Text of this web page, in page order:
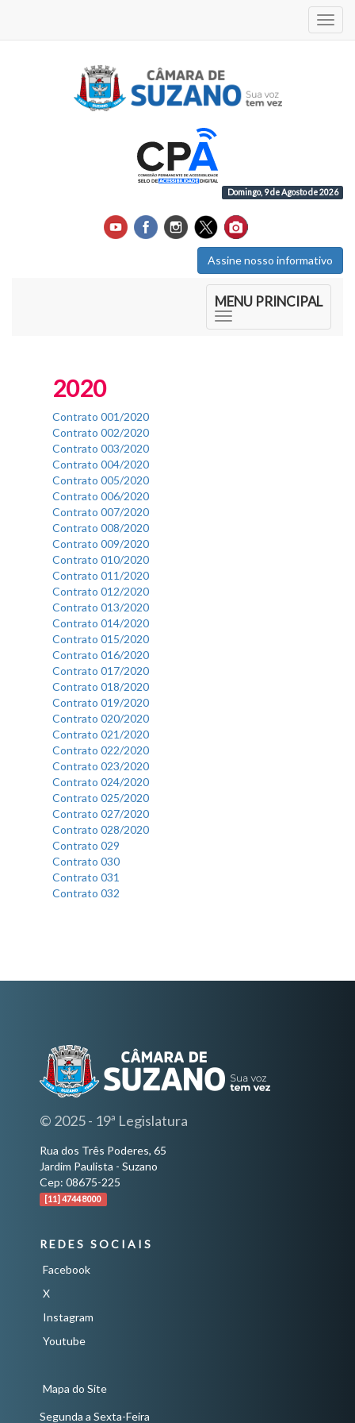
Domingo, 9 de Agosto de 2026
Assine nosso informativo
MENU PRINCIPAL
2020
Contrato 001/2020
Contrato 002/2020
Contrato 003/2020
Contrato 004/2020
Contrato 005/2020
Contrato 006/2020
Contrato 007/2020
Contrato 008/2020
Contrato 009/2020
Contrato 010/2020
Contrato 011/2020
Contrato 012/2020
Contrato 013/2020
Contrato 014/2020
Contrato 015/2020
Contrato 016/2020
Contrato 017/2020
Contrato 018/2020
Contrato 019/2020
Contrato 020/2020
Contrato 021/2020
Contrato 022/2020
Contrato 023/2020
Contrato 024/2020
Contrato 025/2020
Contrato 027/2020
Contrato 028/2020
Contrato 029
Contrato 030
Contrato 031
Contrato 032
© 2025 - 19ª Legislatura
Rua dos Três Poderes, 65
Jardim Paulista - Suzano
Cep: 08675-225
[11] 4744 8000
REDES SOCIAIS
Facebook
X
Instagram
Youtube
Mapa do Site
Segunda a Sexta-Feira